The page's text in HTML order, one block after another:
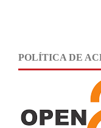
POLÍTICA DE